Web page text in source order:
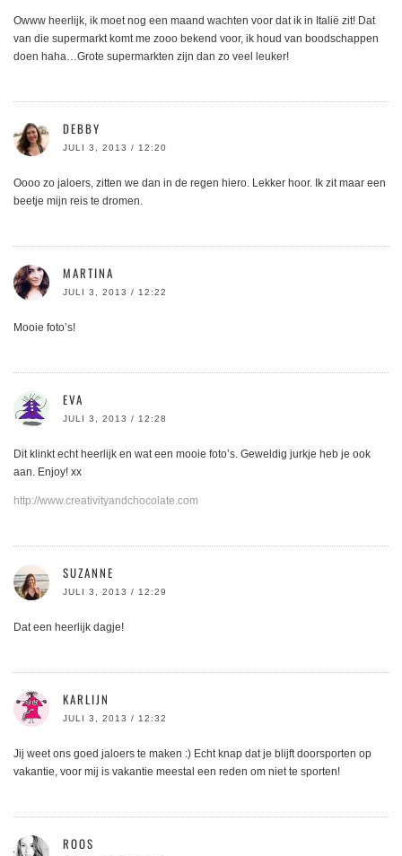
Owww heerlijk, ik moet nog een maand wachten voor dat ik in Italië zit! Dat
van die supermarkt komt me zooo bekend voor, ik houd van boodschappen
doen haha…Grote supermarkten zijn dan zo veel leuker!
DEBBY
JULI 3, 2013 / 12:20
Oooo zo jaloers, zitten we dan in de regen hiero. Lekker hoor. Ik zit maar een
beetje mijn reis te dromen.
MARTINA
JULI 3, 2013 / 12:22
Mooie foto’s!
EVA
JULI 3, 2013 / 12:28
Dit klinkt echt heerlijk en wat een mooie foto’s. Geweldig jurkje heb je ook
aan. Enjoy! xx
http://www.creativityandchocolate.com
SUZANNE
JULI 3, 2013 / 12:29
Dat een heerlijk dagje!
KARLIJN
JULI 3, 2013 / 12:32
Jij weet ons goed jaloers te maken :) Echt knap dat je blijft doorsporten op
vakantie, voor mij is vakantie meestal een reden om niet te sporten!
ROOS